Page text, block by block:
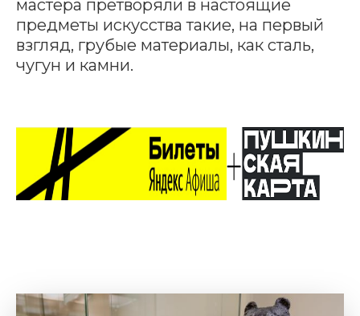
мастера претворяли в настоящие
предметы искусства такие, на первый
взгляд, грубые материалы, как сталь,
чугун и камни.